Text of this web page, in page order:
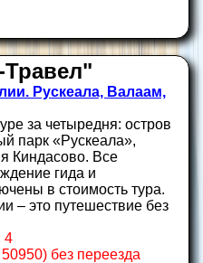
Рускеала, Валаам,
за четыредня: остров
парк «Рускеала»,
Киндасово. Все
гида и
в стоимость тура.
– это путешествие без
4
без переезда